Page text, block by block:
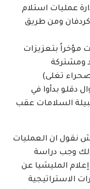
عمليات استلام
ومن طريق
مؤخراً بتعزيزات
ومشتركة
تغلى)
دقلو بدأوا في
السلامات عقب
نقول ان العمليات
وجب دراسة
المليشيا عن
الاستراتيجية